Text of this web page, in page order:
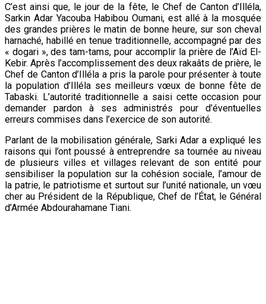
C’est ainsi que, le jour de la fête, le Chef de Canton d’Illéla,
Sarkin Adar Yacouba Habibou Oumani, est allé à la mosquée
des grandes prières le matin de bonne heure, sur son cheval
harnaché, habillé en tenue traditionnelle, accompagné par des
« dogari », des tam-tams, pour accomplir la prière de l’Aïd El-
Kebir. Après l’accomplissement des deux rakaâts de prière, le
Chef de Canton d’Illéla a pris la parole pour présenter à toute
la population d’Illéla ses meilleurs vœux de bonne fête de
Tabaski. L’autorité traditionnelle a saisi cette occasion pour
demander pardon à ses administrés pour d’éventuelles
erreurs commises dans l’exercice de son autorité.
Parlant de la mobilisation générale, Sarki Adar a expliqué les
raisons qui l’ont poussé à entreprendre sa tournée au niveau
de plusieurs villes et villages relevant de son entité pour
sensibiliser la population sur la cohésion sociale, l’amour de
la patrie, le patriotisme et surtout sur l’unité nationale, un vœu
cher au Président de la République, Chef de l’État, le Général
d’Armée Abdourahamane Tiani.